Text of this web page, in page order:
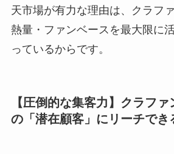
天市場が有力な理由は、クラフ
熱量・ファンベースを最大限に
っているからです。
【圧倒的な集客力】クラフ
の「潜在顧客」にリーチでき